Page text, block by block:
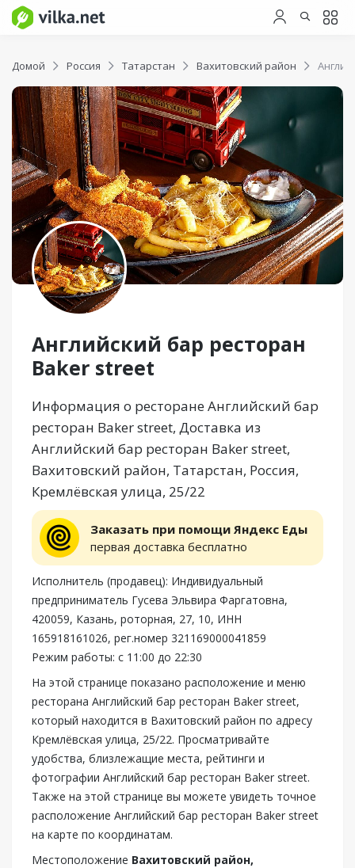
Домой Россия Татарстан Вахитовский район
Английский бар ресторан
Baker street
Информация о ресторане Английский бар
ресторан Baker street, Доставка из
Английский бар ресторан Baker street,
Вахитовский район, Татарстан, Россия,
Кремлёвская улица, 25/22
Заказать при помощи Яндекс Еды
первая доставка бесплатно
Исполнитель (продавец): Индивидуальный
предприниматель Гусева Эльвира Фаргатовна,
420059, Казань, роторная, 27, 10, ИНН
165918161026, рег.номер 321169000041859
Режим работы: с 11:00 до 22:30
На этой странице показано расположение и меню
ресторана Английский бар ресторан Baker street,
который находится в Вахитовский район по адресу
Кремлёвская улица, 25/22. Просматривайте
удобства, близлежащие места, рейтинги и
фотографии Английский бар ресторан Baker street.
Также на этой странице вы можете увидеть точное
расположение Английский бар ресторан Baker street
на карте по координатам.
Местоположение Вахитовский район,